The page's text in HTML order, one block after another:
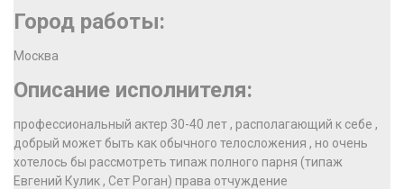
Город работы:
Москва
Описание исполнителя:
профессиональный актер 30-40 лет , располагающий к себе ,
добрый может быть как обычного телосложения , но очень
хотелось бы рассмотреть типаж полного парня (типаж
Евгений Кулик , Сет Роган) права отчуждение